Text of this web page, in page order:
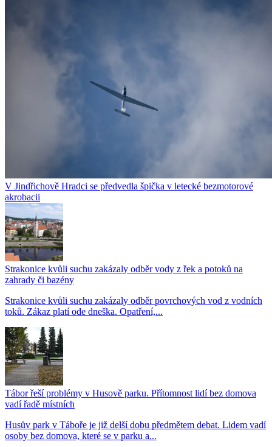
V Jindřichově Hradci se předvedla špička v letecké bezmotorové
akrobacii
Strakonice kvůli suchu zakázaly odběr vody z řek a potoků na
zahrady či bazény
Strakonice kvůli suchu zakázaly odběr povrchových vod z vodních
toků. Zákaz platí ode dneška. Opatření,...
Tábor řeší problémy v Husově parku. Přítomnost lidí bez domova
vadí řadě místních
Husův park v Táboře je již delší dobu předmětem debat. Lidem vadí
osoby bez domova, které se v parku a...